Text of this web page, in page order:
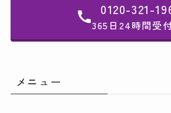
0120-321-
365日24時間受
メニュー